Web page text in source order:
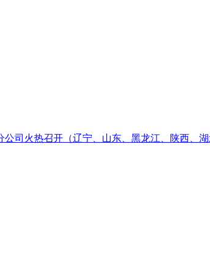
司火热召开（辽宁、山东、黑龙江、陕西、湖